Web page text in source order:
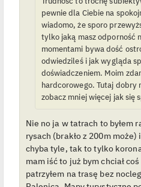
pewnie dla Ciebie na
wiadomo, że sporo
tylko jaką masz odporność
momentami bywa dość
odwiedzileś i jak wygląda
doświadczeniem. Moim
hardcorowego. Tutaj dobry
zobacz mniej więcej jak się
Nie no ja w tatrach to byłem
rysach (brakło z 200m
chyba tyle, tak to tylko
mam iść to już bym chciał
patrzyłem na trasę bez